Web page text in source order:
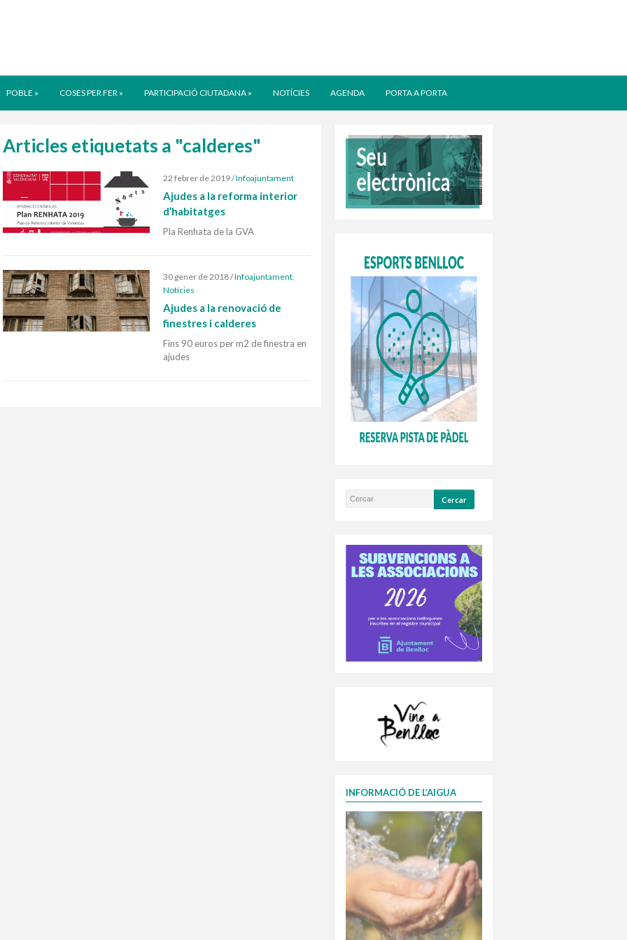
POBLE » COSES PER FER » PARTICIPACIÓ CIUTADANA » NOTÍCIES AGENDA PORTA A PORTA
Articles etiquetats a "calderes"
22 febrer de 2019/Infoajuntament
Ajudes a la reforma interior
d’habitatges
Pla Renhata de la GVA
30 gener de 2018/Infoajuntament,
Notícies
Ajudes a la renovació de
finestres i calderes
Fins 90 euros per m2 de finestra en
ajudes
INFORMACIÓ DE L’AIGUA